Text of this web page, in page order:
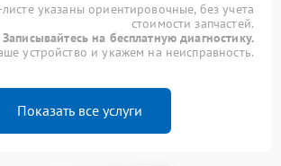
указаны ориентировочные, без учета
стоимости запчастей.
Записывайтесь на бесплатную диагностику.
устройство и укажем на неисправность.
Показать все услуги